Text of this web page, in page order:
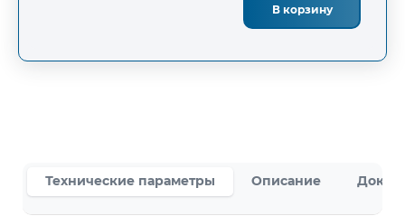
В корзину
Технические параметры Описание